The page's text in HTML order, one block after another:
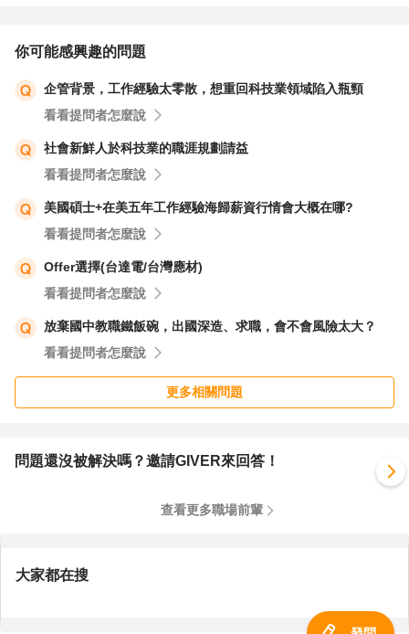
為亮點，切入「 外商行銷 / 品牌端國際部門 / 電商跨境」，
期望有協助到您，祝福一切順心~
你可能感興趣的問題
企管背景，工作經驗太零散，想重回科技業領域陷入瓶頸
看看提問者怎麼說
社會新鮮人於科技業的職涯規劃請益
看看提問者怎麼說
美國碩士+在美五年工作經驗海歸薪資行情會大概在哪?
看看提問者怎麼說
Offer選擇(台達電/台灣應材)
看看提問者怎麼說
放棄國中教職鐵飯碗，出國深造、求職，會不會風險太大？
看看提問者怎麼說
更多相關問題
問題還沒被解決嗎？邀請GIVER來回答！
查看更多職場前輩
大家都在搜